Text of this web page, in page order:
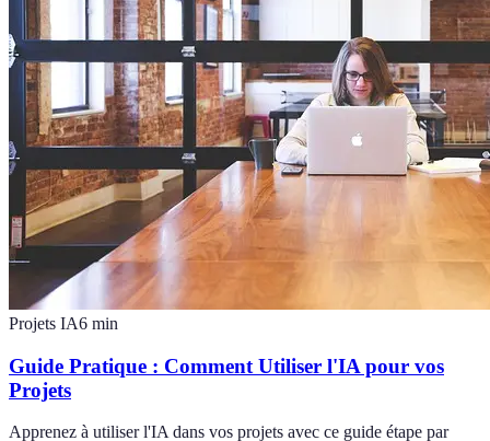
Projets IA6 min
Guide Pratique : Comment Utiliser l'IA pour vos
Projets
Apprenez à utiliser l'IA dans vos projets avec ce guide étape par